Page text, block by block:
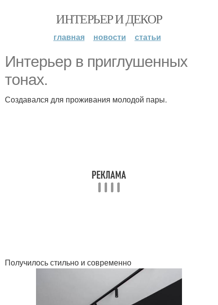
ИНТЕРЬЕР И ДЕКОР
главная новости статьи
Интерьер в приглушенных
тонах.
Создавался для проживания молодой пары.
Получилось стильно и современно